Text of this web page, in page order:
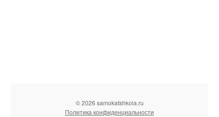
© 2026 samokatshkola.ru
Политика конфиденциальности